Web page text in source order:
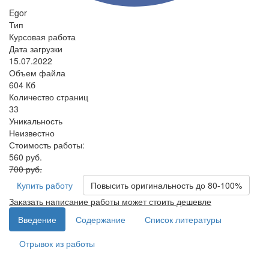
Egor
Тип
Курсовая работа
Дата загрузки
15.07.2022
Объем файла
604 Кб
Количество страниц
33
Уникальность
Неизвестно
Стоимость работы:
560 руб.
700 руб.
Купить работу
Повысить оригинальность до 80-100%
Заказать написание работы может стоить дешевле
Введение
Содержание
Список литературы
Отрывок из работы